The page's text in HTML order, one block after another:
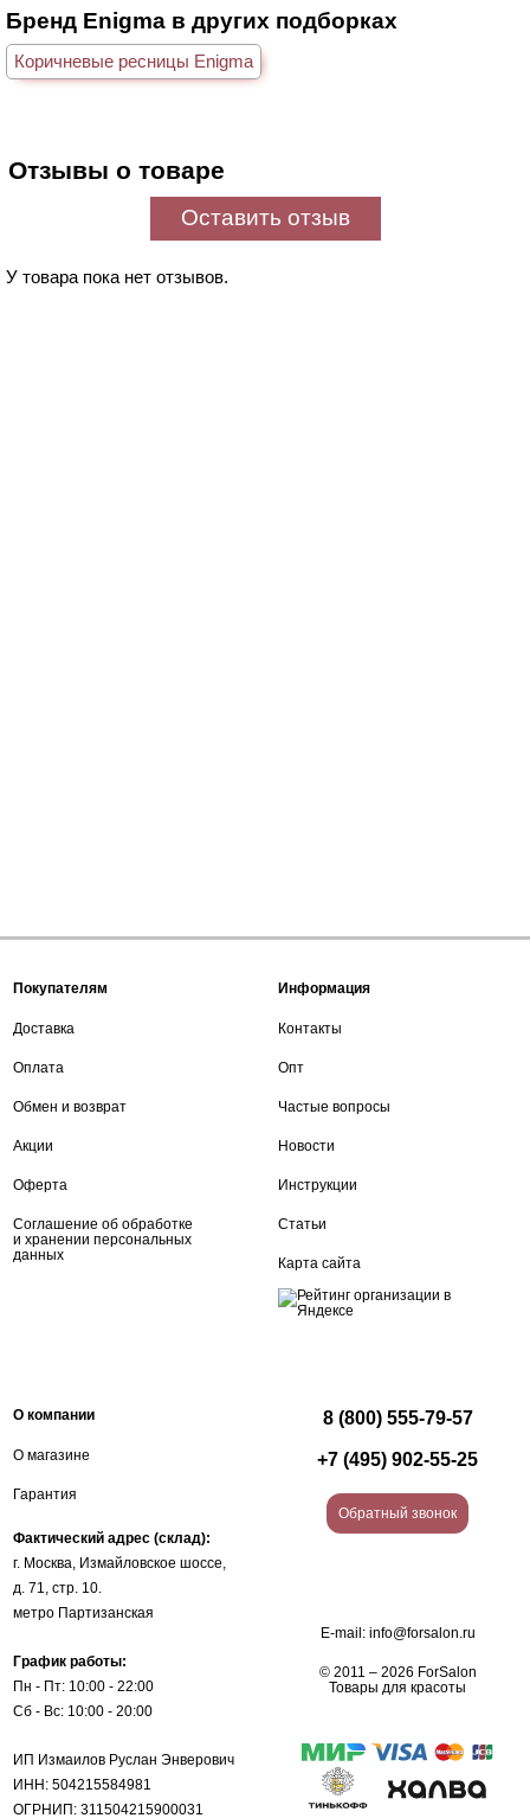
Бренд Enigma в других подборках
Коричневые ресницы Enigma
Отзывы о товаре
Оставить отзыв
У товара пока нет отзывов.
Покупателям
Доставка
Оплата
Обмен и возврат
Акции
Оферта
Соглашение об обработке
и хранении персональных
данных
Информация
Контакты
Опт
Частые вопросы
Новости
Инструкции
Статьи
Карта сайта
О компании
О магазине
Гарантия
Фактический адрес (склад):
г. Москва, Измайловское шоссе,
д. 71, стр. 10.
метро Партизанская
График работы:
Пн - Пт: 10:00 - 22:00
Сб - Вс: 10:00 - 20:00
ИП Измаилов Руслан Энверович
ИНН: 504215584981
ОГРНИП: 311504215900031
8 (800) 555-79-57
+7 (495) 902-55-25
Обратный звонок
E-mail: info@forsalon.ru
© 2011 – 2026 ForSalon
Товары для красоты